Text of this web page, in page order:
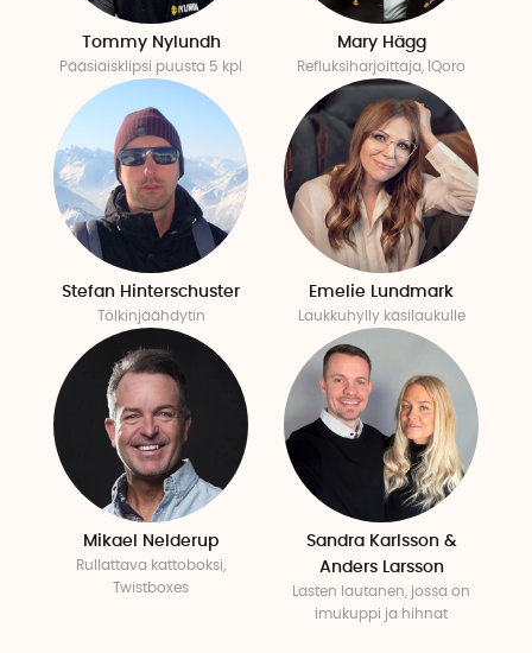
Tommy Nylundh
Pääsiäisklipsi puusta 5 kpl
Mary Hägg
Refluksiharjoittaja, IQoro
Stefan Hinterschuster
Tölkinjäähdytin
Emelie Lundmark
Laukkuhylly käsilaukulle
Mikael Nelderup
Rullattava kattoboksi,
Twistboxes
Sandra Karlsson &
Anders Larsson
Lasten lautanen, jossa on
imukuppi ja hihnat